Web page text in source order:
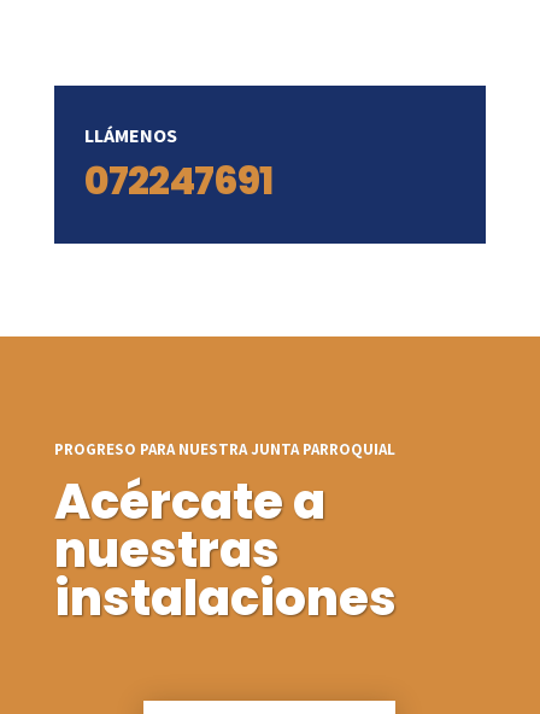
LLÁMENOS
072247691
PROGRESO PARA NUESTRA JUNTA PARROQUIAL
Acércate a
nuestras
instalaciones